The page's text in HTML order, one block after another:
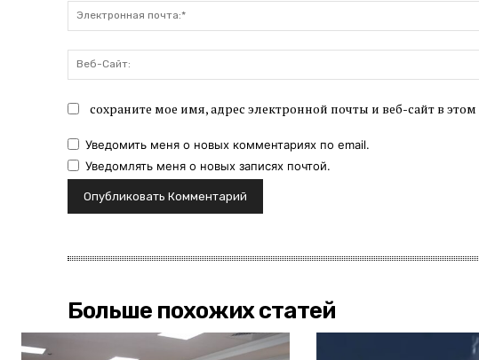
сохраните мое имя, адрес электронной почты и веб-сайт в
Уведомить меня о новых комментариях по email.
Уведомлять меня о новых записях почтой.
Больше похожих статей